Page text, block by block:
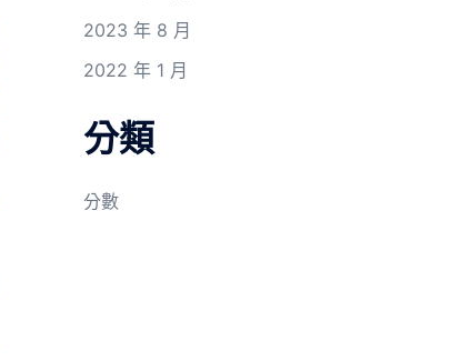
2023 年 8 月
2022 年 1 月
分類
分數